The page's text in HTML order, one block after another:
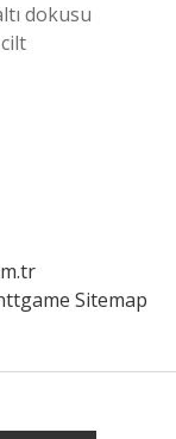
dokusu
Sitemap